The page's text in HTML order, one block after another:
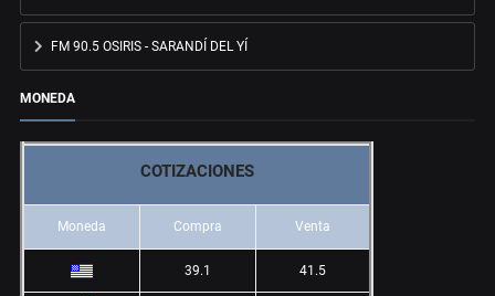
FM 90.5 OSIRIS - SARANDÍ DEL YÍ
MONEDA
COTIZACIONES
Moneda Compra Venta
39.1 41.5